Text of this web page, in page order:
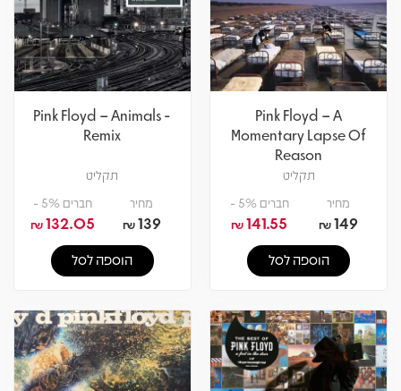
Pink Floyd – A
Momentary Lapse Of
Reason
תקליט
מחיר
149
₪
חברים 5% -
141.55
₪
הוספה לסל
Pink Floyd – Animals -
Remix
תקליט
מחיר
139
₪
חברים 5% -
132.05
₪
הוספה לסל